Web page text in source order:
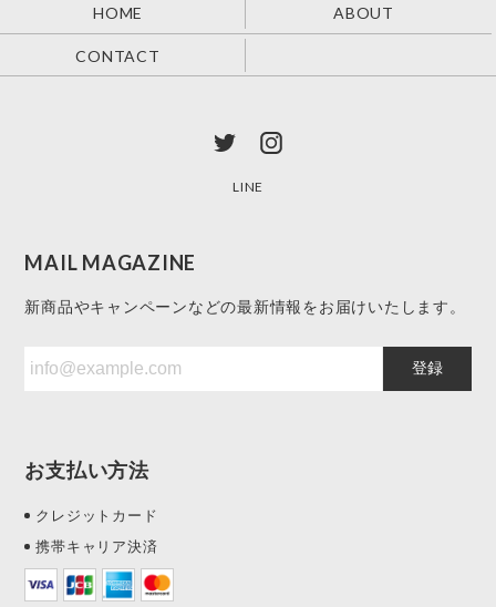
HOME ABOUT
CONTACT
LINE
MAIL MAGAZINE
新商品やキャンペーンなどの最新情報をお届けいたします。
登録
お支払い方法
クレジットカード
携帯キャリア決済